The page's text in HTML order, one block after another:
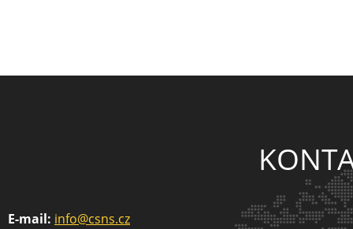
E-mail: info@csns.cz